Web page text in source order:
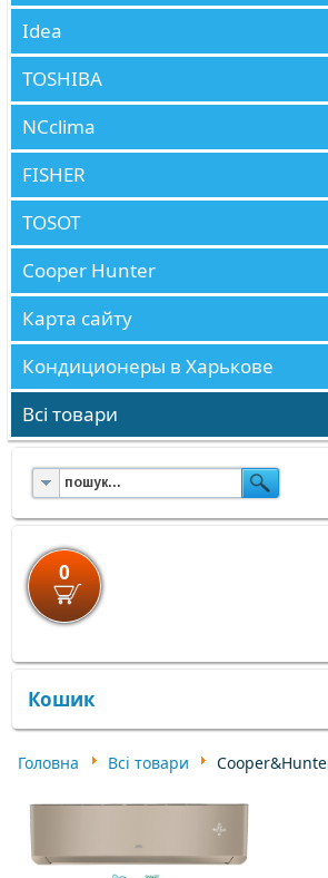
Idea
TOSHIBA
NCclima
FISHER
TOSOT
Cooper Hunter
Карта сайту
Кондиционеры в Харькове
Всі товари
0
×
×
Кошик
Головна Всі товари